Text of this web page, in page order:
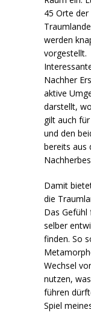
45 Orte der
Traumlande
werden
vorgestellt.
Nachher
aktive
darstellt,
gilt auch
und den
bereits aus
Damit
die
Das
selber
finden. So
Wechsel
nutzen,
führen
Spiel